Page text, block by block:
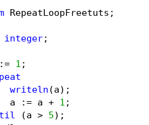
RepeatLoopFreetuts;
integer;
1 ;
writeln (a);
a := a + 1 ;
(a > 5);